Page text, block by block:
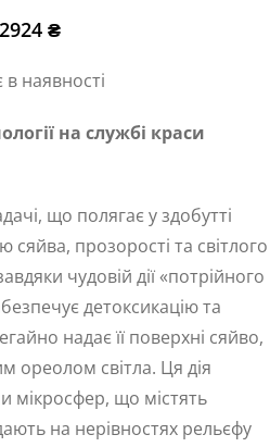
2924 ₴
наявності
на службі краси
що полягає у здобутті
прозорості та світлого
чудовій дії «потрійного
детоксикацію та
надає її поверхні сяйво,
ореолом світла. Ця дія
мікросфер, що містять
на нерівностях рельєфу